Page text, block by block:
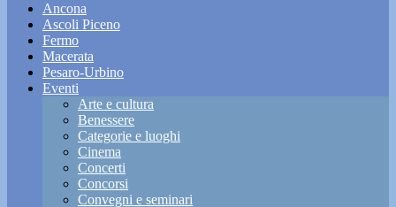
Ancona
Ascoli Piceno
Fermo
Macerata
Pesaro-Urbino
Eventi
Arte e cultura
Benessere
Categorie e luoghi
Cinema
Concerti
Concorsi
Convegni e seminari